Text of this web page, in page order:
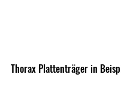
Thorax Plattenträger in